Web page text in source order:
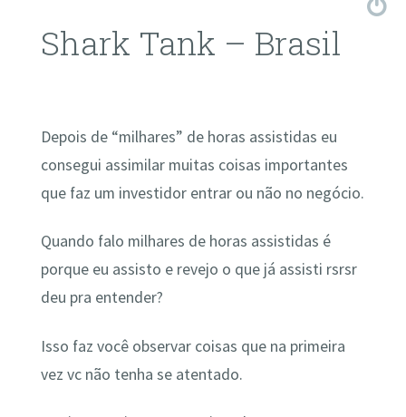
Shark Tank – Brasil
Depois de “milhares” de horas assistidas eu
consegui assimilar muitas coisas importantes
que faz um investidor entrar ou não no negócio.
Quando falo milhares de horas assistidas é
porque eu assisto e revejo o que já assisti rsrsr
deu pra entender?
Isso faz você observar coisas que na primeira
vez vc não tenha se atentado.